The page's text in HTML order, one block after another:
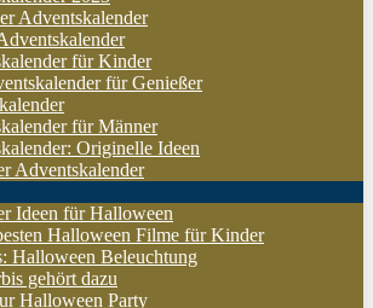
Adventskalender
für Kinder
für Genießer
für Männer
Originelle Ideen
Adventskalender
Ideen für Halloween
Halloween Filme für Kinder
Halloween Beleuchtung
gehört dazu
Halloween Party